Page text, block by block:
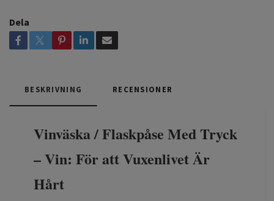
Dela
BESKRIVNING RECENSIONER
Vinväska / Flaskpåse Med Tryck
– Vin: För att Vuxenlivet Är
Hårt